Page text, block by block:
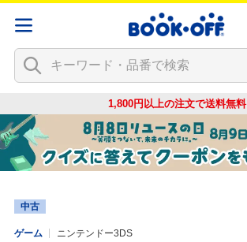
1,800円以上の注文で送料無料
中古
ゲーム ニンテンドー3DS